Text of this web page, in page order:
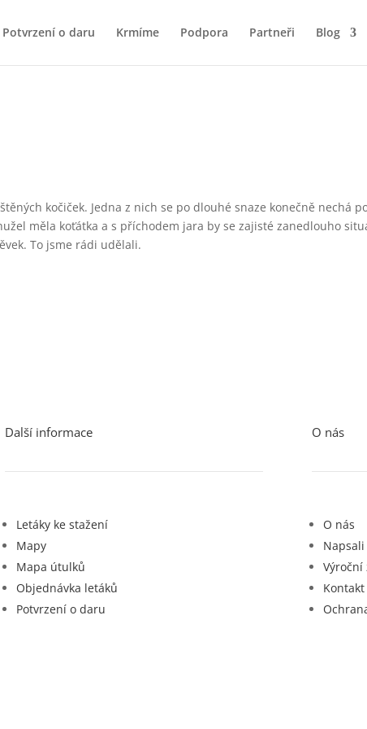
Potvrzení o daru Krmíme Podpora Partneři Blog
kočiček. Jedna z nich se po dlouhé snaze konečně nechá
měla koťátka a s příchodem jara by se zajisté zanedlouho
To jsme rádi udělali.
Další informace
Letáky ke stažení
Mapy
Mapa útulků
Objednávka letáků
Potvrzení o daru
O nás
O nás
Napsali
Výroční
Kontakt